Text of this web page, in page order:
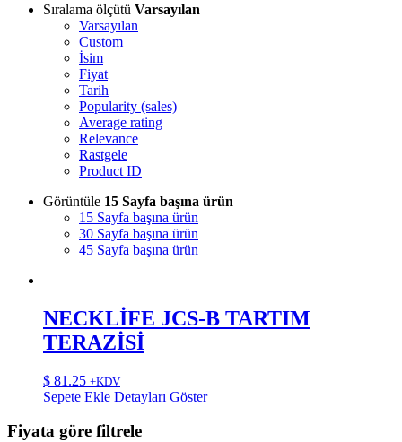
Sıralama ölçütü Varsayılan
Varsayılan
Custom
İsim
Fiyat
Tarih
Popularity (sales)
Average rating
Relevance
Rastgele
Product ID
Görüntüle 15 Sayfa başına ürün
15 Sayfa başına ürün
30 Sayfa başına ürün
45 Sayfa başına ürün
NECKLİFE JCS-B TARTIM
TERAZİSİ
$ 81.25 +KDV
Sepete Ekle Detayları Göster
Fiyata göre filtrele